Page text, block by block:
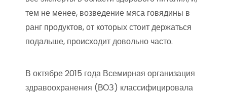
тем не менее, возведение мяса говядины в
ранг продуктов, от которых стоит держаться
подальше, происходит довольно часто.
В октябре 2015 года Всемирная организация
здравоохранения (ВОЗ) классифицировала